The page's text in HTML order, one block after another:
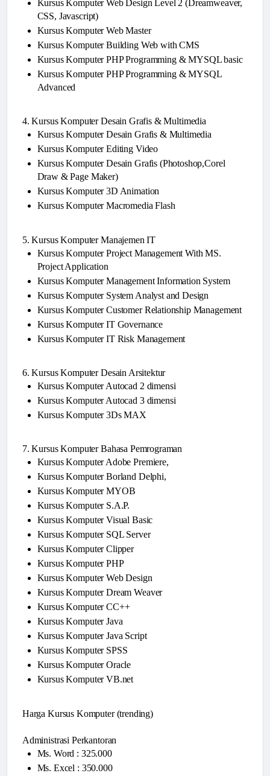
Kursus Komputer Web Design Level 2 (Dreamweaver,
CSS, Javascript)
Kursus Komputer Web Master
Kursus Komputer Building Web with CMS
Kursus Komputer PHP Programming & MYSQL basic
Kursus Komputer PHP Programming & MYSQL
Advanced
4. Kursus Komputer Desain Grafis & Multimedia
Kursus Komputer Desain Grafis & Multimedia
Kursus Komputer Editing Video
Kursus Komputer Desain Grafis (Photoshop,Corel
Draw & Page Maker)
Kursus Komputer 3D Animation
Kursus Komputer Macromedia Flash
5. Kursus Komputer Manajemen IT
Kursus Komputer Project Management With MS.
Project Application
Kursus Komputer Management Information System
Kursus Komputer System Analyst and Design
Kursus Komputer Customer Relationship Management
Kursus Komputer IT Governance
Kursus Komputer IT Risk Management
6. Kursus Komputer Desain Arsitektur
Kursus Komputer Autocad 2 dimensi
Kursus Komputer Autocad 3 dimensi
Kursus Komputer 3Ds MAX
7. Kursus Komputer Bahasa Pemrograman
Kursus Komputer Adobe Premiere,
Kursus Komputer Borland Delphi,
Kursus Komputer MYOB
Kursus Komputer S.A.P.
Kursus Komputer Visual Basic
Kursus Komputer SQL Server
Kursus Komputer Clipper
Kursus Komputer PHP
Kursus Komputer Web Design
Kursus Komputer Dream Weaver
Kursus Komputer CC++
Kursus Komputer Java
Kursus Komputer Java Script
Kursus Komputer SPSS
Kursus Komputer Oracle
Kursus Komputer VB.net
Harga Kursus Komputer (trending)
Administrasi Perkantoran
Ms. Word : 325.000
Ms. Excel : 350.000